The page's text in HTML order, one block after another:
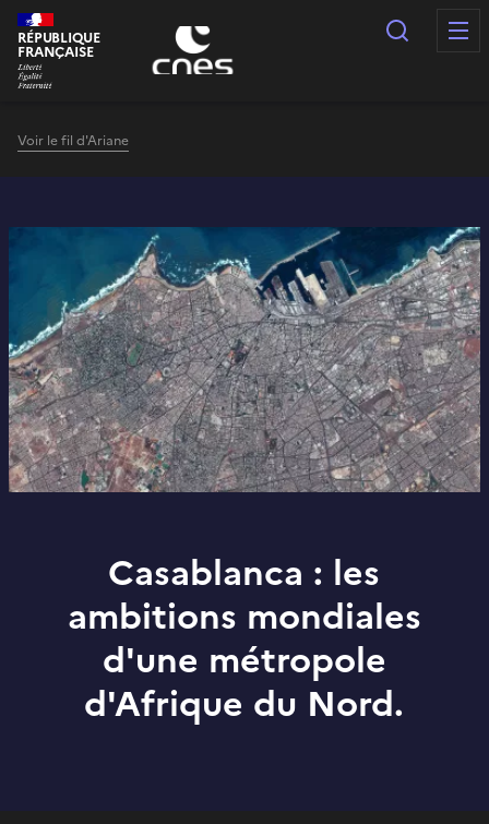
Panneau de gestion des cookies
RÉPUBLIQUE
FRANÇAISE
Voir le fil d'Ariane
Casablanca : les
ambitions mondiales
d'une métropole
d'Afrique du Nord.